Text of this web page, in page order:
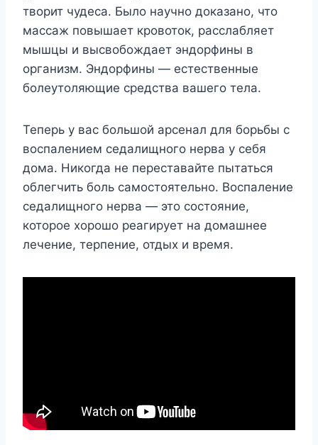
творит чудеса. Было научно доказано, что
массаж повышает кровоток, расслабляет
мышцы и высвобождает эндорфины в
организм. Эндорфины — естественные
болеутоляющие средства вашего тела.
Теперь у вас большой арсенал для борьбы с
воспалением седалищного нерва у себя
дома. Никогда не переставайте пытаться
облегчить боль самостоятельно. Воспаление
седалищного нерва — это состояние,
которое хорошо реагирует на домашнее
лечение, терпение, отдых и время.